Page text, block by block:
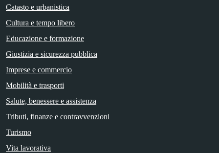
Catasto e urbanistica
Cultura e tempo libero
Educazione e formazione
Giustizia e sicurezza pubblica
Imprese e commercio
Mobilità e trasporti
Salute, benessere e assistenza
Tributi, finanze e contravvenzioni
Turismo
Vita lavorativa